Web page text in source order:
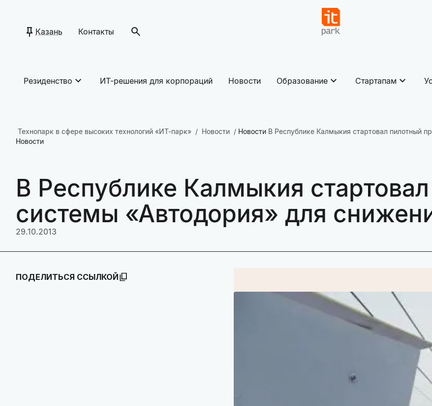
Казань Контакты
Резиденство ИТ-решения для корпораций Новости Образование Стартапам
Технопарк в сфере высоких технологий «ИТ-парк» Новости Новости В Республике Калмыкия стартовал пилотный
Новости
В Республике Калмыкия
системы «Автодория» для
29.10.2013
ПОДЕЛИТЬСЯ ССЫЛКОЙ